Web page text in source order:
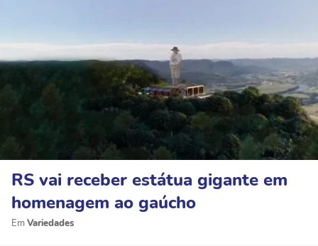
RS vai receber estátua gigante em
homenagem ao gaúcho
Variedades